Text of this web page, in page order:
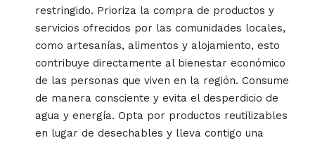
restringido. Prioriza la compra de productos y
servicios ofrecidos por las comunidades locales,
como artesanías, alimentos y alojamiento, esto
contribuye directamente al bienestar económico
de las personas que viven en la región. Consume
de manera consciente y evita el desperdicio de
agua y energía. Opta por productos reutilizables
en lugar de desechables y lleva contigo una